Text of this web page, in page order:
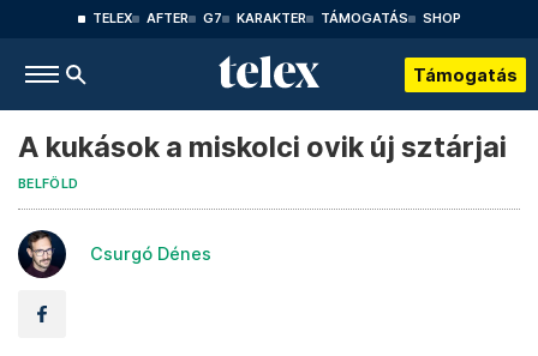
TELEX AFTER G7 KARAKTER TÁMOGATÁS SHOP
Támogatás
A kukások a miskolci ovik új sztárjai
BELFÖLD
Csurgó Dénes